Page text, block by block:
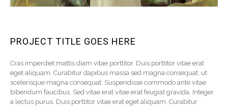
PROJECT TITLE GOES HERE
Cras imperdiet mattis diam vitae porttitor. Duis porttitor vitae erat
eget aliquam. Curabitur dapibus massa sed magna consequat, ut
scelerisque magna consequat. Suspendisse commodo ante vitae
bibendum faucibus. Sed vitae erat vitae erat feugiat gravida. Integer
a lectus purus. Duis porttitor vitae erat eget aliquam. Curabitur